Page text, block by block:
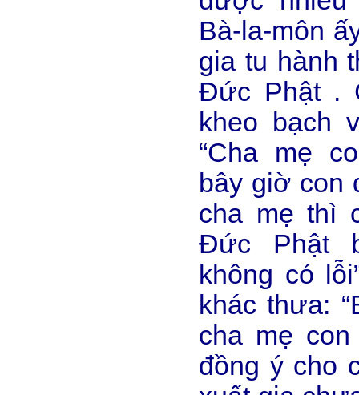
Bà-la-môn
gia tu hành
Đức Phật .
kheo bạch
“Cha mẹ
bây giờ con
cha mẹ thì
Đức Phật
không có
khác thưa:
cha mẹ
đồng ý cho